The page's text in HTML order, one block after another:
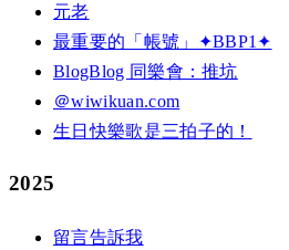
元老
最重要的「帳號」✦BBP1✦
BlogBlog 同樂會：推坑
＠wiwikuan.com
生日快樂歌是三拍子的！
2025
留言告訴我